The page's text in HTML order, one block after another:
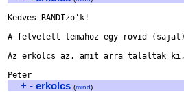
Kedves RANDIzo'k!
A felvetett temahoz egy rovid
Az erkolcs az, amit arra talaltak ki,
+ - erkolcs (mind)